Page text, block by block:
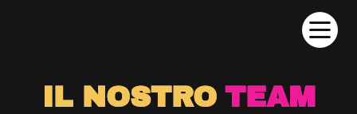
IL NOSTRO TEAM